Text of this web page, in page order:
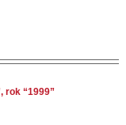
rok “1999”